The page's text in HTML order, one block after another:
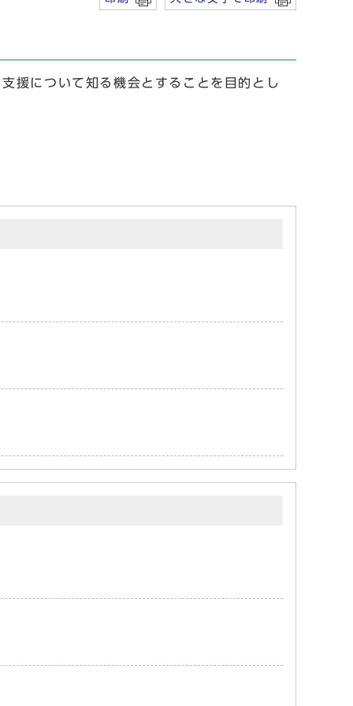
援について知る機会とすることを目的とし